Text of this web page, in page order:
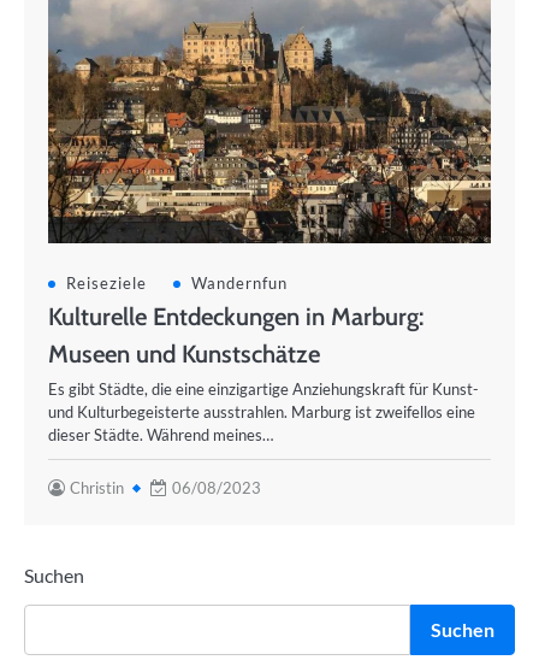
Reiseziele Wandernfun
Kulturelle Entdeckungen in Marburg:
Museen und Kunstschätze
Es gibt Städte, die eine einzigartige Anziehungskraft für Kunst-
und Kulturbegeisterte ausstrahlen. Marburg ist zweifellos eine
dieser Städte. Während meines…
Christin 06/08/2023
Suchen
Suchen